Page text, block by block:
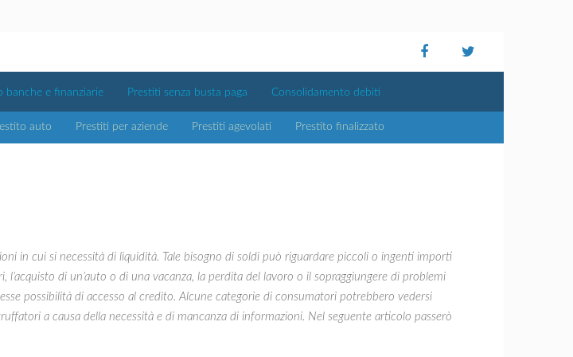
banche e finanziarie Prestiti senza busta paga Consolidamento debiti
auto Prestiti per aziende Prestiti agevolati Prestito finalizzato
in cui si necessità di liquidità. Tale bisogno di soldi può riguardare piccoli o ingenti importi
di un’auto o di una vacanza, la perdita del lavoro o il sopraggiungere di problemi
possibilità di accesso al credito. Alcune categorie di consumatori potrebbero vedersi
a causa della necessità e di mancanza di informazioni. Nel seguente articolo passerò